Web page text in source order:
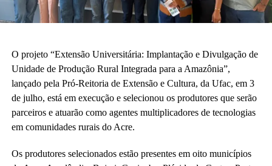
O projeto “Extensão Universitária: Implantação e Divulgação de
Unidade de Produção Rural Integrada para a Amazônia”,
lançado pela Pró-Reitoria de Extensão e Cultura, da Ufac, em 3
de julho, está em execução e selecionou os produtores que serão
parceiros e atuarão como agentes multiplicadores de tecnologias
em comunidades rurais do Acre.
Os produtores selecionados estão presentes em oito municípios